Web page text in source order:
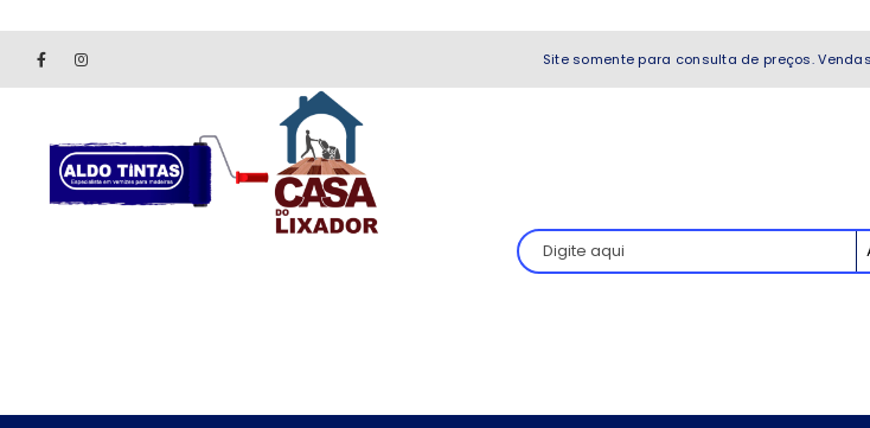
Site somente para consulta de preços.